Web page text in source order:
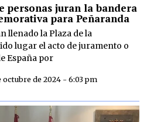
personas juran la bandera
para Peñaranda
llenado la Plaza de la
lugar el acto de juramento o
España por
octubre de 2024 - 6:03 pm